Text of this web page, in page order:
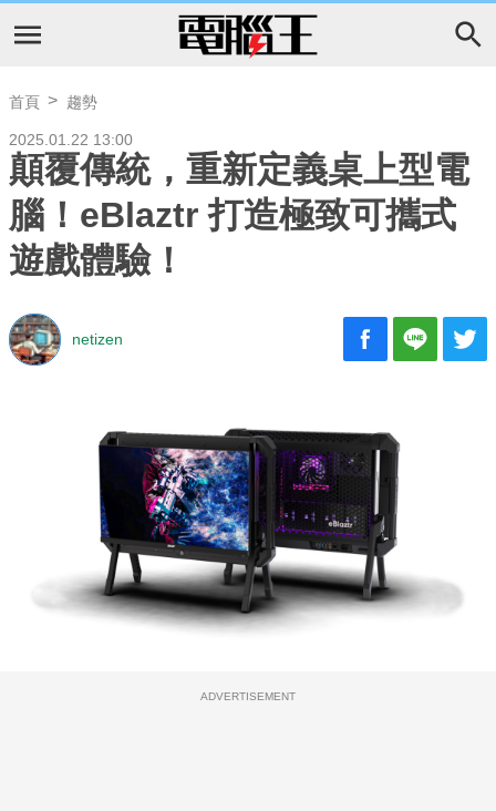
首頁 趨勢
2025.01.22 13:00
顛覆傳統，重新定義桌上型電
腦！eBlaztr 打造極致可攜式
遊戲體驗！
netizen
ADVERTISEMENT